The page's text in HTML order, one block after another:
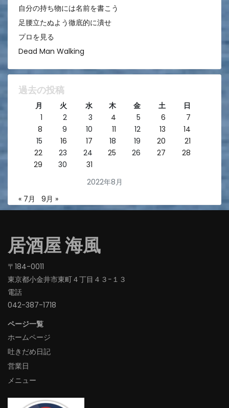
自分の持ち物には名前を書こう
足腰立たぬよう徹底的に潰せ
プロを見る
Dead Man Walking
過去の投稿
2022年8月
月 火 水 木 金 土
日
1
2 3 4 5 6
7
8
9 10 11 12 13
14
15
16 17 18 19 20
21
22
23 24 25 26 27
28
29
30 31
« 7月 9月 »
居酒屋 海風
〒184-0011
東京都小金井市東町４丁目４３−１３
電話
042-387-1718‬
ページ一覧
ホームページ
吐きだめ日記
営業日
メニュー